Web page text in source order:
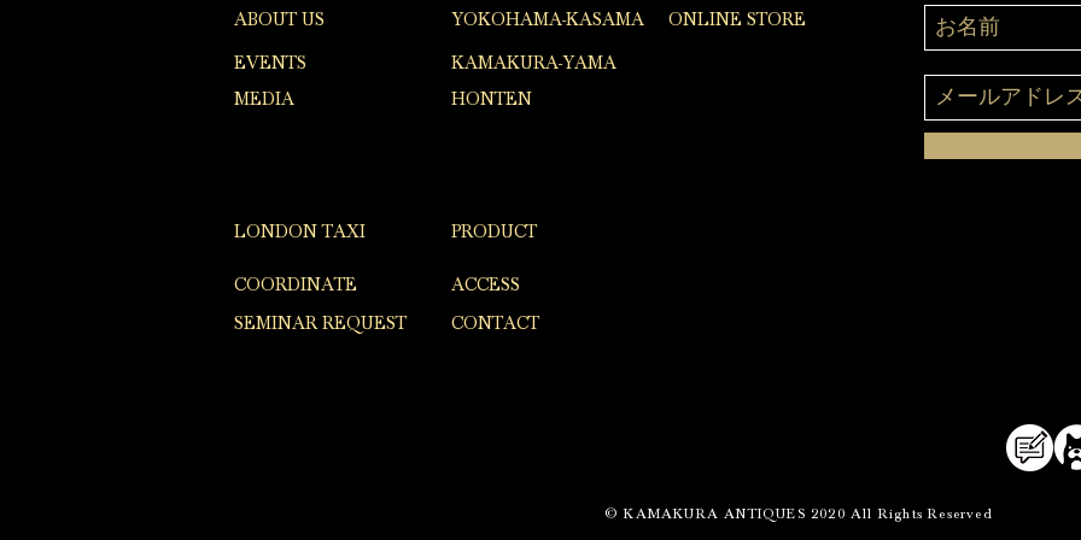
ABOUT US
EVENTS
MEDIA
YOKOHAMA-KASAMA ONLINE STORE
KAMAKURA-YAMA
HONTEN
LONDON TAXI
COORDINATE
SEMINAR REQUEST
PRODUCT
ACCESS
CONTACT
© KAMAKURA ANTIQUES 2020 All Rights Reserved